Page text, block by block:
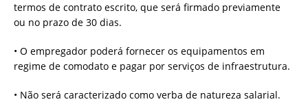
termos de contrato escrito, que será firmado previamente
ou no prazo de 30 dias.
• O empregador poderá fornecer os equipamentos em
regime de comodato e pagar por serviços de infraestrutura.
• Não será caracterizado como verba de natureza salarial.